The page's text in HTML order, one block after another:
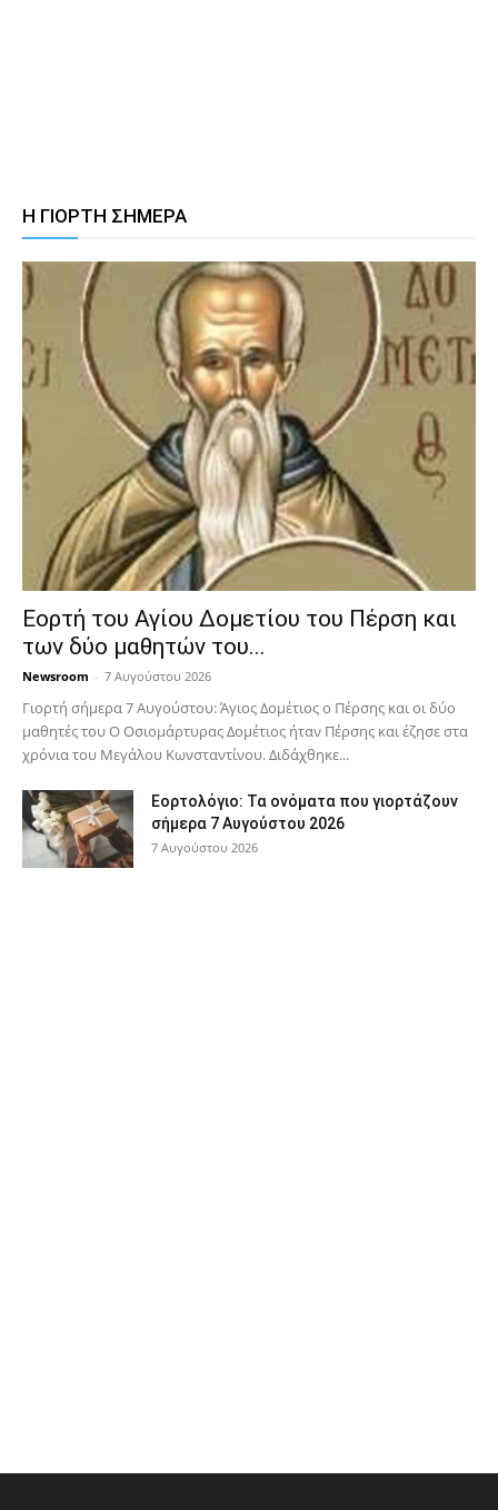
Η ΓΙΟΡΤΗ ΣΗΜΕΡΑ
Εορτή του Αγίου Δομετίου του Πέρση και
των δύο μαθητών του...
Newsroom - 7 Αυγούστου 2026
Γιορτή σήμερα 7 Αυγούστου: Άγιος Δομέτιος ο Πέρσης και οι δύο
μαθητές του Ο Oσιομάρτυρας Δομέτιος ήταν Πέρσης και έζησε στα
χρόνια του Μεγάλου Κωνσταντίνου. Διδάχθηκε...
Εορτολόγιο: Τα ονόματα που γιορτάζουν
σήμερα 7 Αυγούστου 2026
7 Αυγούστου 2026